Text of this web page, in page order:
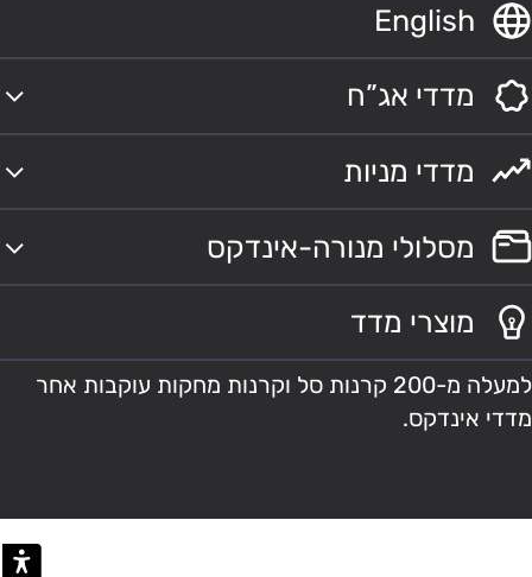
English
מדדי אג”ח
מדדי מניות
מסלולי מנורה-אינדקס
מוצרי מדד
למעלה מ-200 קרנות סל וקרנות מחקות עוקבות אחר
מדדי אינדקס.